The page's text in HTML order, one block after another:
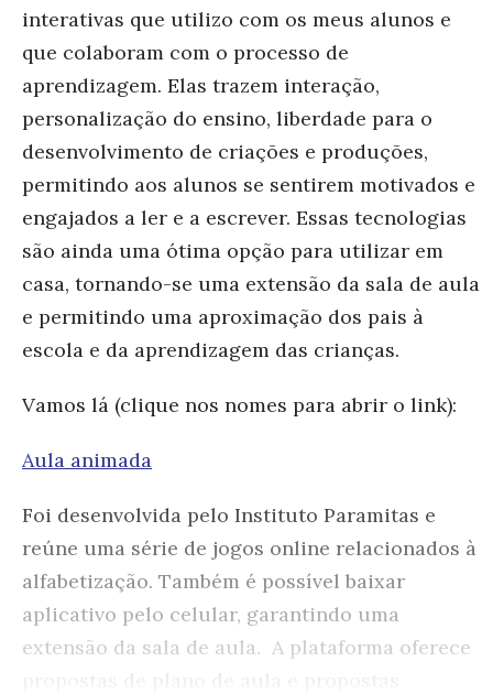
interativas que utilizo com os meus alunos e
que colaboram com o processo de
aprendizagem. Elas trazem interação,
personalização do ensino, liberdade para o
desenvolvimento de criações e produções,
permitindo aos alunos se sentirem motivados e
engajados a ler e a escrever. Essas tecnologias
são ainda uma ótima opção para utilizar em
casa, tornando-se uma extensão da sala de aula
e permitindo uma aproximação dos pais à
escola e da aprendizagem das crianças.
Vamos lá (clique nos nomes para abrir o link):
Aula animada
Foi desenvolvida pelo Instituto Paramitas e
reúne uma série de jogos online relacionados à
alfabetização. Também é possível baixar
aplicativo pelo celular, garantindo uma
extensão da sala de aula. A plataforma oferece